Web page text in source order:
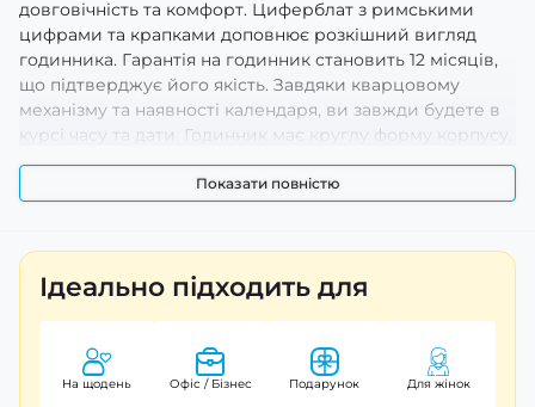
довговічність та комфорт. Циферблат з римськими
цифрами та крапками доповнює розкішний вигляд
годинника. Гарантія на годинник становить 12 місяців,
що підтверджує його якість. Завдяки кварцовому
механізму та наявності календаря, ви завжди будете в
курсі часу та дати. Годинник має круглу форму корпусу,
завдовжки ремінця 21 см та шириною 18 см. Вага
годиника складає 106 г.Показати повністю
Ідеально підходить для
На щодень Офіс / Бізнес Подарунок Для жінок